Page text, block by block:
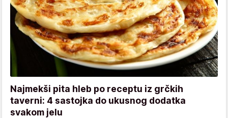
Najmekši pita hleb po receptu iz grčkih
taverni: 4 sastojka do ukusnog dodatka
svakom jelu